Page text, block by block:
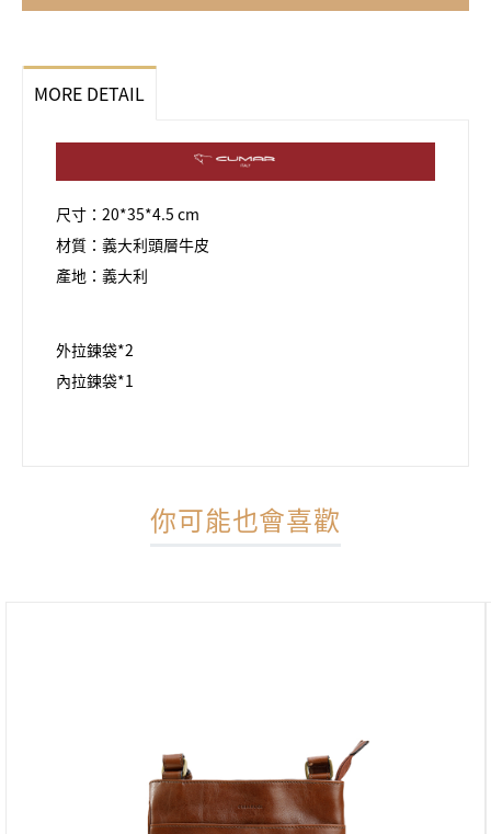
MORE DETAIL
尺寸：20*35*4.5 cm
材質：義大利頭層牛皮
產地：義大利
外拉鍊袋*2
內拉鍊袋*1
你可能也會喜歡